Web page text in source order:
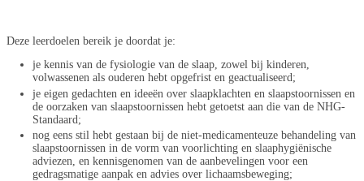
Deze leerdoelen bereik je doordat je:
je kennis van de fysiologie van de slaap, zowel bij kinderen,
volwassenen als ouderen hebt opgefrist en geactualiseerd;
je eigen gedachten en ideeën over slaapklachten en slaapstoornissen en
de oorzaken van slaapstoornissen hebt getoetst aan die van de NHG-
Standaard;
nog eens stil hebt gestaan bij de niet-medicamenteuze behandeling van
slaapstoornissen in de vorm van voorlichting en slaaphygiënische
adviezen, en kennisgenomen van de aanbevelingen voor een
gedragsmatige aanpak en advies over lichaamsbeweging;